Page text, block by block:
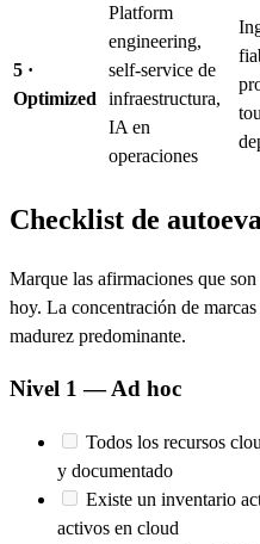
5 ·
Optimized
Platform
engineering,
self-service de
infraestructura,
IA en
operaciones
Checklist de
Marque las afirmaciones que
hoy. La concentración de
madurez predominante.
Nivel 1 — Ad hoc
Todos los recursos
y documentado
Existe un inventario
activos en cloud